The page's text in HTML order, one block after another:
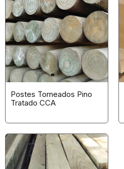
Postes Torneados Pino
Tratado CCA